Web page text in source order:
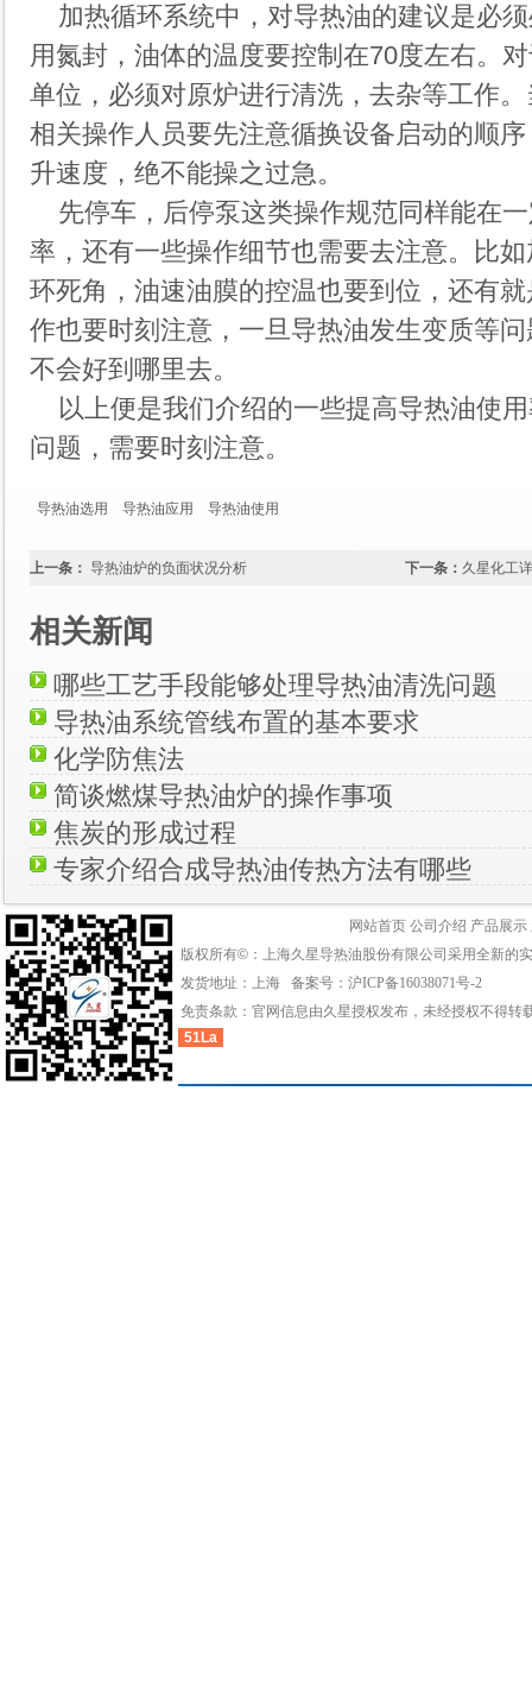
加热循环系统中，对导热油的建议是必
用氮封，油体的温度要控制在70度左右。
单位，必须对原炉进行清洗，去杂等工作
相关操作人员要先注意循换设备启动的顺
升速度，绝不能操之过急。
先停车，后停泵这类操作规范同样能在
率，还有一些操作细节也需要去注意。比
环死角，油速油膜的控温也要到位，还有
作也要时刻注意，一旦导热油发生变质等
不会好到哪里去。
以上便是我们介绍的一些提高导热油使
问题，需要时刻注意。
导热油选用 导热油应用 导热油使用
上一条： 导热油炉的负面状况分析 下一条： 久星化工
相关新闻
哪些工艺手段能够处理导热油清洗问题
导热油系统管线布置的基本要求
化学防焦法
简谈燃煤导热油炉的操作事项
焦炭的形成过程
专家介绍合成导热油传热方法有哪些
网站首页 公司介绍 产品展示
版权所有©：上海久星导热油股份有限公司采用全新的
发货地址：上海 备案号： 沪ICP备16038071号-2
免责条款：官网信息由久星授权发布，未经授权不得
51La